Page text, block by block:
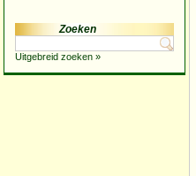
Zoeken
Uitgebreid zoeken »